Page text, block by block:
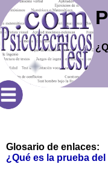
Glosario de enlaces:
¿Qué es la prueba